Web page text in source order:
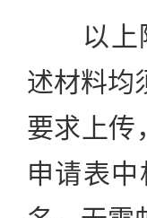
以上除
述材料均
要求上传
申请表